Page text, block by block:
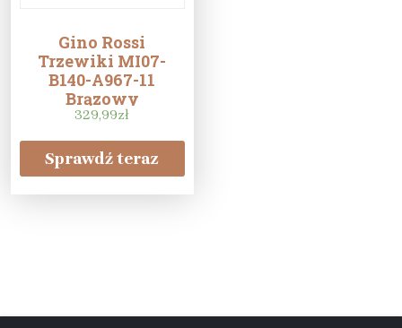
Gino Rossi
Trzewiki MI07-
B140-A967-11
Brązowy
329,99zł
Sprawdź teraz